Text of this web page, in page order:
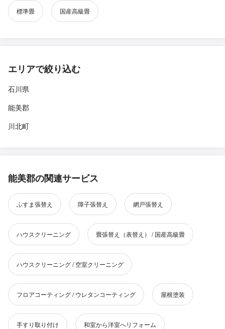
標準畳 国産高級畳
エリアで絞り込む
石川県
能美郡
川北町
能美郡の関連サービス
ふすま張替え 障子張替え 網戸張替え
ハウスクリーニング 畳張替え（表替え） / 国産高級畳
ハウスクリーニング / 空室クリーニング
フロアコーティング / ウレタンコーティング 屋根塗装
手すり取り付け 和室から洋室へリフォーム